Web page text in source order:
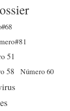
51
58
Número 60